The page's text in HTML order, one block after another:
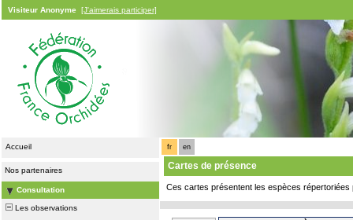
Visiteur Anonyme [J'aimerais participer]
Accueil
Nos partenaires
Consultation
Les observations
fr en
Cartes de présence
Ces cartes présentent les espèces répertoriées